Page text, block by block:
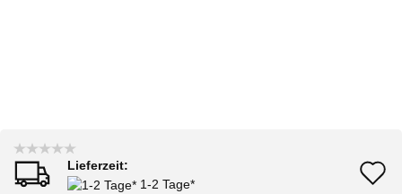
Lieferzeit:
1-2 Tage*